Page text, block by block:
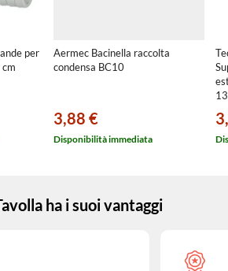
per
Aermec Bacinella raccolta
condensa BC10
3,88 €
Disponibilità immediata
ha i suoi vantaggi